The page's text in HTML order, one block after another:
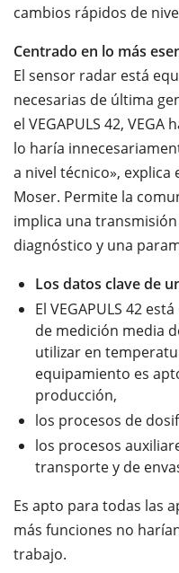
cambios rápidos de
Centrado en lo más
El sensor radar está
necesarias de última
el VEGAPULS 42,
lo haría
a nivel técnico»,
Moser. Permite la
implica una
diagnóstico y una
Los datos clave de
El VEGAPULS 42
de medición media
utilizar en
equipamiento es
producción,
los procesos de
los procesos
transporte y de
Es apto para todas las
más funciones no
trabajo.